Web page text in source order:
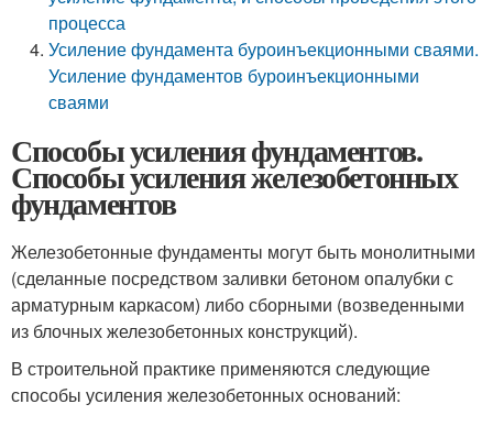
процесса
Усиление фундамента буроинъекционными сваями.
Усиление фундаментов буроинъекционными
сваями
Способы усиления фундаментов.
Способы усиления железобетонных
фундаментов
Железобетонные фундаменты могут быть монолитными
(сделанные посредством заливки бетоном опалубки с
арматурным каркасом) либо сборными (возведенными
из блочных железобетонных конструкций).
В строительной практике применяются следующие
способы усиления железобетонных оснований: